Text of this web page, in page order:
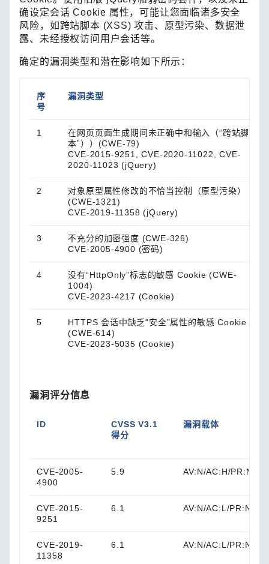
确设定会话 Cookie 属性，可能让您面临诸多安全
风险，如跨站脚本 (XSS) 攻击、原型污染、数据泄
露、未经授权访问用户会话等。
确定的漏洞类型和潜在影响如下所示：
序
号
漏洞类型
1
在网页页面生成期间未正确中和输入（“跨站脚
本”））(CWE-79)
CVE-2015-9251, CVE-2020-11022, CVE-
2020-11023 (jQuery)
2
对象原型属性修改的不恰当控制（原型污染）
(CWE-1321)
CVE-2019-11358 (jQuery)
3
不充分的加密强度 (CWE-326)
CVE-2005-4900 (密码)
4
没有“HttpOnly”标志的敏感 Cookie (CWE-
1004)
CVE-2023-4217 (Cookie)
5
HTTPS 会话中缺乏“安全”属性的敏感 Cookie
(CWE-614)
CVE-2023-5035 (Cookie)
漏洞评分信息
ID
CVSS V3.1
得分
漏洞载体
CVE-2005-
4900
5.9 AV:N/AC:H/PR:N/
CVE-2015-
9251
6.1 AV:N/AC:L/PR:N/
CVE-2019-
11358
6.1 AV:N/AC:L/PR:N/